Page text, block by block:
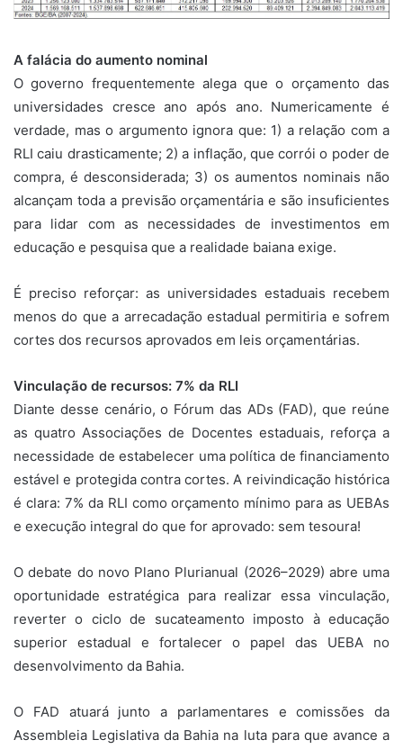
A falácia do aumento nominal
O governo frequentemente alega que o orçamento das
universidades cresce ano após ano. Numericamente é
verdade, mas o argumento ignora que: 1) a relação com a
RLI caiu drasticamente; 2) a inflação, que corrói o poder de
compra, é desconsiderada; 3) os aumentos nominais não
alcançam toda a previsão orçamentária e são insuficientes
para lidar com as necessidades de investimentos em
educação e pesquisa que a realidade baiana exige.
É preciso reforçar: as universidades estaduais recebem
menos do que a arrecadação estadual permitiria e sofrem
cortes dos recursos aprovados em leis orçamentárias.
Vinculação de recursos: 7% da RLI
Diante desse cenário, o Fórum das ADs (FAD), que reúne
as quatro Associações de Docentes estaduais, reforça a
necessidade de estabelecer uma política de financiamento
estável e protegida contra cortes. A reivindicação histórica
é clara: 7% da RLI como orçamento mínimo para as UEBAs
e execução integral do que for aprovado: sem tesoura!
O debate do novo Plano Plurianual (2026–2029) abre uma
oportunidade estratégica para realizar essa vinculação,
reverter o ciclo de sucateamento imposto à educação
superior estadual e fortalecer o papel das UEBA no
desenvolvimento da Bahia.
O FAD atuará junto a parlamentares e comissões da
Assembleia Legislativa da Bahia na luta para que avance a